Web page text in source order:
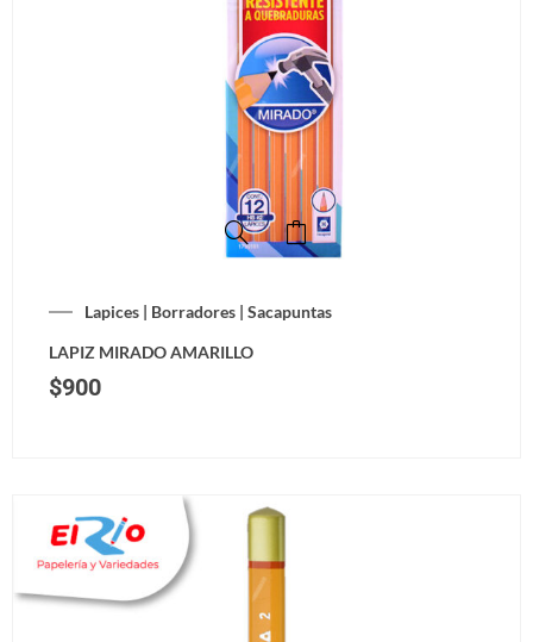
Lapices | Borradores | Sacapuntas
LAPIZ MIRADO AMARILLO
$900